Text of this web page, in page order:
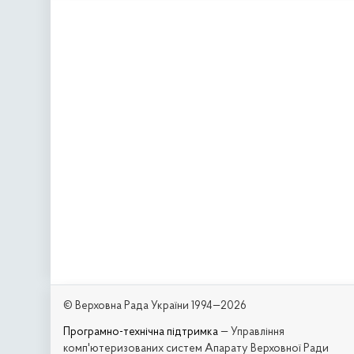
© Верховна Рада України 1994—2026
Програмно-технічна підтримка — Управління
комп'ютеризованих систем Апарату Верховної Ради